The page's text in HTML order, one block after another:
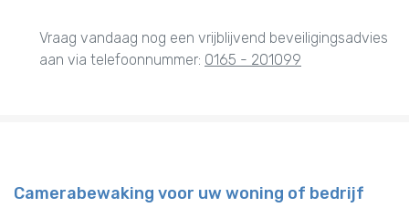
Vraag vandaag nog een vrijblijvend beveiligingsadvies
aan via telefoonnummer: 0165 - 201099
Camerabewaking voor uw woning of bedrijf